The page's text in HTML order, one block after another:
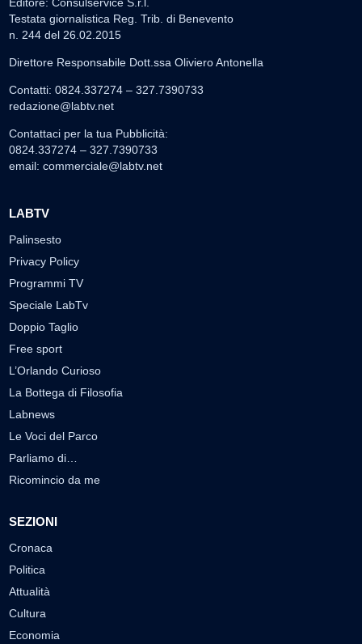
Testata giornalistica Reg. Trib. di Benevento
n. 244 del 26.02.2015
Direttore Responsabile Dott.ssa Oliviero Antonella
Contatti: 0824.337274 – 327.7390733
redazione@labtv.net
Contattaci per la tua Pubblicità:
0824.337274 – 327.7390733
email: commerciale@labtv.net
LABTV
Palinsesto
Privacy Policy
Programmi TV
Speciale LabTv
Doppio Taglio
Free sport
L’Orlando Curioso
La Bottega di Filosofia
Labnews
Le Voci del Parco
Parliamo di…
Ricomincio da me
SEZIONI
Cronaca
Politica
Attualità
Cultura
Economia